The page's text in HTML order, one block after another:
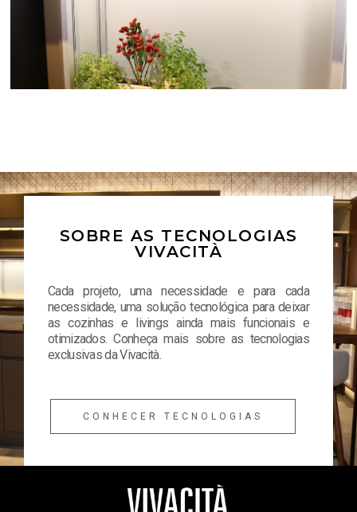
SOBRE AS TECNOLOGIAS
VIVACITÀ
Cada projeto, uma necessidade e para cada
necessidade, uma solução tecnológica para deixar
as cozinhas e livings ainda mais funcionais e
otimizados. Conheça mais sobre as tecnologias
exclusivas da Vivacità.
CONHECER TECNOLOGIAS